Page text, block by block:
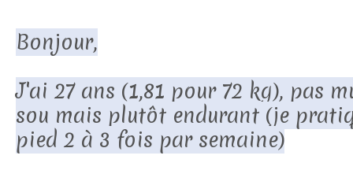
Bonjour,
J'ai 27 ans (1,81 pour 72 kg), pas
sou mais plutôt endurant (je
pied 2 à 3 fois par semaine)